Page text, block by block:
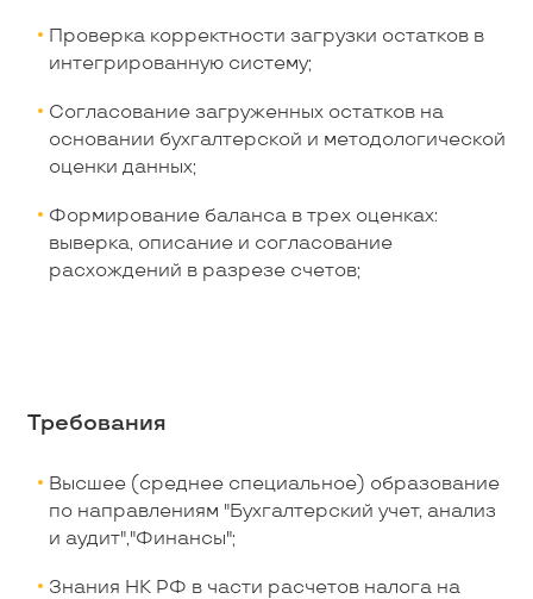
Проверка корректности загрузки остатков в
интегрированную систему;
Согласование загруженных остатков на
основании бухгалтерской и методологической
оценки данных;
Формирование баланса в трех оценках:
выверка, описание и согласование
расхождений в разрезе счетов;
Требования
Высшее (среднее специальное) образование
по направлениям "Бухгалтерский учет, анализ
и аудит","Финансы";
Знания НК РФ в части расчетов налога на